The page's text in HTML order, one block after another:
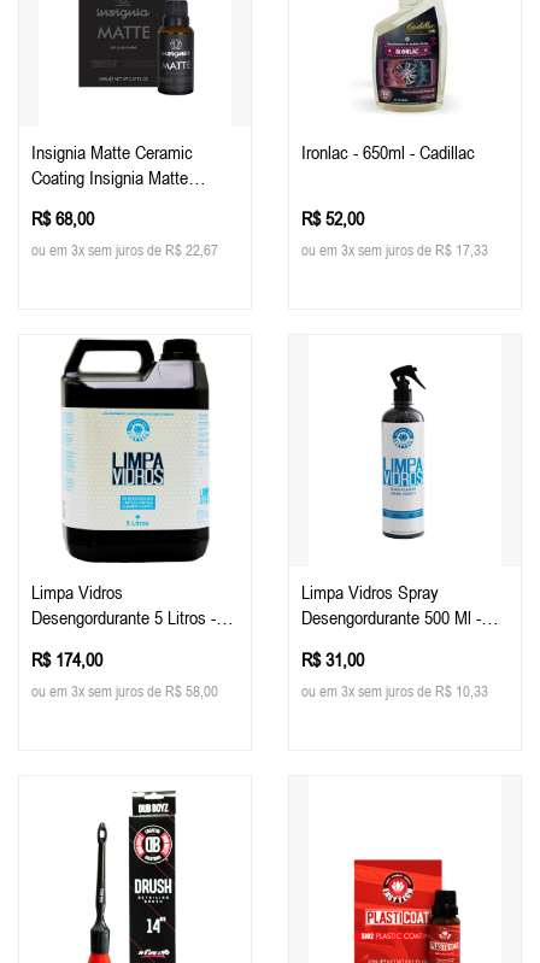
Insignia Matte Ceramic
Coating Insignia Matte
30ml - Easytech
R$ 68,00
ou em 3x sem juros de R$ 22,67
Ironlac - 650ml - Cadillac
R$ 52,00
ou em 3x sem juros de R$ 17,33
Limpa Vidros
Desengordurante 5 Litros -
R$ 174,00
ou em 3x sem juros de R$ 58,00
Limpa Vidros Spray
Desengordurante 500 Ml -
R$ 31,00
ou em 3x sem juros de R$ 10,33